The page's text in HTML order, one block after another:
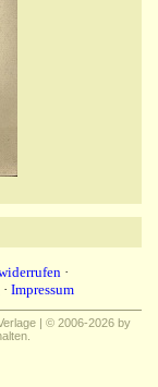
·
· Impressum
| © 2006-2026 by